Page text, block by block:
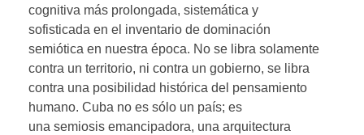
cognitiva más prolongada, sistemática y
sofisticada en el inventario de dominación
semiótica en nuestra época. No se libra solamente
contra un territorio, ni contra un gobierno, se libra
contra una posibilidad histórica del pensamiento
humano. Cuba no es sólo un país; es
una semiosis emancipadora, una arquitectura